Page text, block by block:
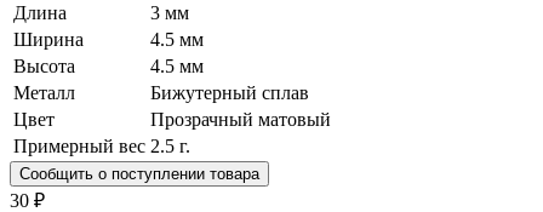
Длина
3 мм
Ширина
4.5 мм
Высота
4.5 мм
Металл
Бижутерный сплав
Цвет
Прозрачный матовый
Примерный вес 2.5 г.
Сообщить о поступлении товара
30 ₽